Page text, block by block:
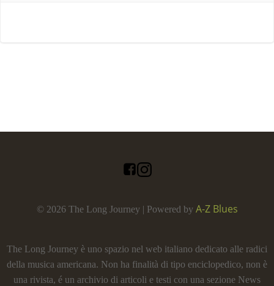
© 2026 The Long Journey | Powered by A-Z Blues
The Long Journey è uno spazio nel web italiano dedicato alle radici
della musica americana. Non ha finalità di tipo enciclopedico, non è
una rivista, é un archivio di articoli e testi con una sezione News